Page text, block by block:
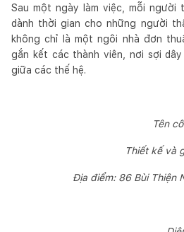
Sau một ngày làm việc, mỗi người
dành thời gian cho những người
không chỉ là một ngôi nhà đơn
gắn kết các thành viên, nơi sợi
giữa các thế hệ.
Tên
Thiết kế và
Địa điểm: 86 Bùi Thiện